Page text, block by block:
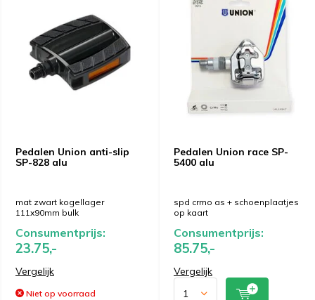
Pedalen Union anti-slip
SP-828 alu
mat zwart kogellager
111x90mm bulk
Consumentprijs:
23.75,-
Vergelijk
Niet op voorraad
Pedalen Union race SP-
5400 alu
spd crmo as + schoenplaatjes
op kaart
Consumentprijs:
85.75,-
Vergelijk